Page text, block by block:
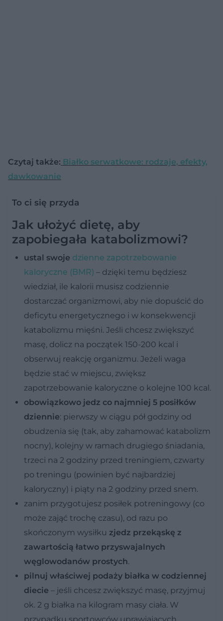
Czytaj także: Białko serwatkowe: rodzaje, efekty,
dawkowanie
To ci się przyda
Jak ułożyć dietę, aby
zapobiegała katabolizmowi?
ustal swoje dzienne zapotrzebowanie
kaloryczne (BMR) – dzięki temu będziesz
wiedział, ile kalorii musisz codziennie
dostarczać organizmowi, aby nie dopuścić do
deficytu energetycznego i w konsekwencji
katabolizmu mięśni. Jeśli chcesz zwiększyć
masę, dolicz na początek 150-200 kcal i
obserwuj reakcję organizmu. Jeżeli waga
będzie stać w miejscu, zwiększ
zapotrzebowanie kaloryczne o kolejne 100 kcal.
obowiązkowo jedz co najmniej 5 posiłków
dziennie: pierwszy w ciągu pół godziny od
obudzenia się (tak, aby zahamować katabolizm
nocny), kolejny w ramach drugiego śniadania,
trzeci na 2 godziny przed treningiem, czwarty
po treningu (powinien być najbardziej
kaloryczny) i piąty na 2 godziny przed snem.
zanim przygotujesz posiłek potreningowy (co
może zająć trochę czasu), od razu po
skończonym wysiłku zjedz przekąskę z
zawartością łatwo przyswajalnych
węglowodanów prostych.
pilnuj właściwej podaży białka w codziennej
diecie – jeśli chcesz zwiększyć masę, przyjmuj
ok. 2 g białka na kilogram masy ciała. W
przypadku sportowców uprawiających